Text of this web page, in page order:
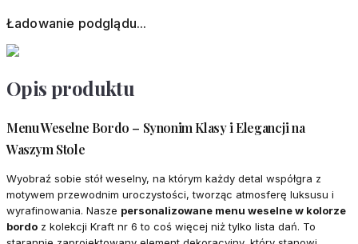
Ładowanie podglądu...
Opis produktu
Menu Weselne Bordo – Synonim Klasy i Elegancji na
Waszym Stole
Wyobraź sobie stół weselny, na którym każdy detal współgra z
motywem przewodnim uroczystości, tworząc atmosferę luksusu i
wyrafinowania. Nasze personalizowane menu weselne w kolorze
bordo z kolekcji Kraft nr 6 to coś więcej niż tylko lista dań. To